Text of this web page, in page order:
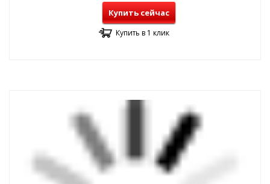
Купить сейчас
Купить в 1 клик